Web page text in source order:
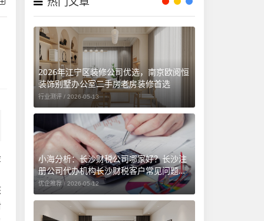
2026年江宁区装修公司优选，南京欧阅恒
装饰别墅办公室二手房老房装修首选
行业测评 / 2026-05-13
小海分析：长沙财税公司哪家好？长沙注
册公司代办机构长沙财税客户常见问题汇
总（长沙勤和财务专属解答）
优企推荐 / 2026-05-12